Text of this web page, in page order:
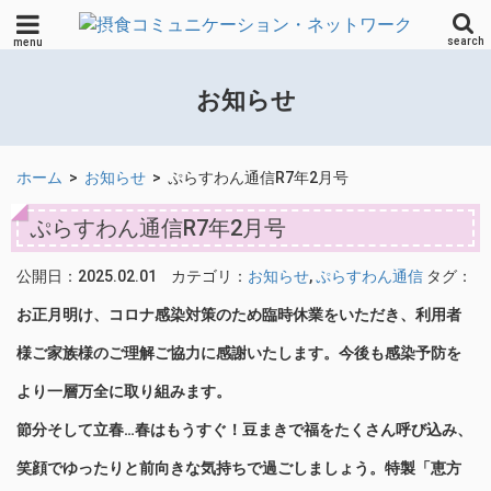
menu search
お知らせ
ホーム > お知らせ > ぷらすわん通信R7年2月号
ぷらすわん通信R7年2月号
公開日：2025.02.01 カテゴリ： お知らせ,ぷらすわん通信 タグ：
お正月明け、コロナ感染対策のため臨時休業をいただき、利用者
様ご家族様のご理解ご協力に感謝いたします。今後も感染予防を
より一層万全に取り組みます。
節分そして立春…春はもうすぐ！豆まきで福をたくさん呼び込み、
笑顔でゆったりと前向きな気持ちで過ごしましょう。特製「恵方